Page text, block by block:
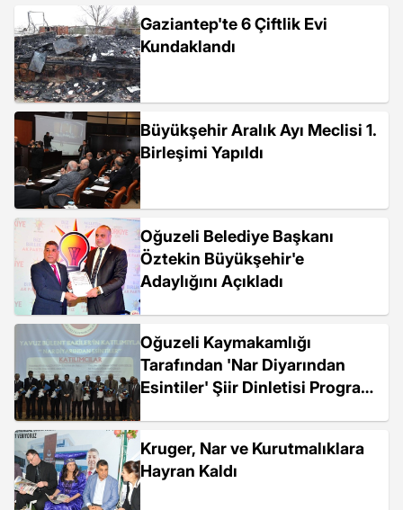
Gaziantep'te 6 Çiftlik Evi
Kundaklandı
Büyükşehir Aralık Ayı Meclisi 1.
Birleşimi Yapıldı
Oğuzeli Belediye Başkanı
Öztekin Büyükşehir'e
Adaylığını Açıkladı
Oğuzeli Kaymakamlığı
Tarafından 'Nar Diyarından
Esintiler' Şiir Dinletisi Programı
Kruger, Nar ve Kurutmalıklara
Hayran Kaldı